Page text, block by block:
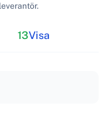
13Visa